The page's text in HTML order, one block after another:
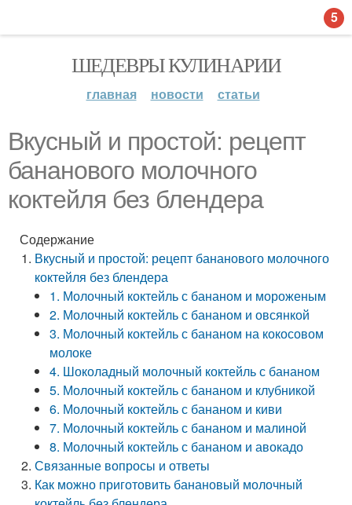
ШЕДЕВРЫ КУЛИНАРИИ
главная новости статьи
Вкусный и простой: рецепт
бананового молочного
коктейля без блендера
Содержание
Вкусный и простой: рецепт бананового молочного
коктейля без блендера
1. Молочный коктейль с бананом и мороженым
2. Молочный коктейль с бананом и овсянкой
3. Молочный коктейль с бананом на кокосовом
молоке
4. Шоколадный молочный коктейль с бананом
5. Молочный коктейль с бананом и клубникой
6. Молочный коктейль с бананом и киви
7. Молочный коктейль с бананом и малиной
8. Молочный коктейль с бананом и авокадо
Связанные вопросы и ответы
Как можно приготовить банановый молочный
5